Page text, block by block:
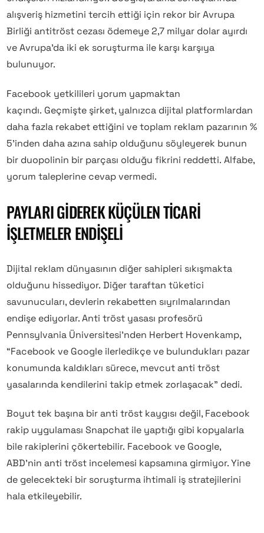
alışveriş hizmetini tercih ettiği için rekor bir Avrupa
Birliği antitröst cezası ödemeye 2,7 milyar dolar ayırdı
ve Avrupa’da iki ek soruşturma ile karşı karşıya
bulunuyor.
Facebook yetkilileri yorum yapmaktan
kaçındı. Geçmişte şirket, yalnızca dijital platformlardan
daha fazla rekabet ettiğini ve toplam reklam pazarının %
5’inden daha azına sahip olduğunu söyleyerek bunun
bir duopolinin bir parçası olduğu fikrini reddetti. Alfabe,
yorum taleplerine cevap vermedi.
PAYLARI GIDEREK KÜÇÜLEN TICARI
İŞLETMELER ENDIŞELI
Dijital reklam dünyasının diğer sahipleri sıkışmakta
olduğunu hissediyor. Diğer taraftan tüketici
savunucuları, devlerin rekabetten sıyrılmalarından
endişe ediyorlar. Anti tröst yasası profesörü
Pennsylvania Üniversitesi’nden Herbert Hovenkamp,
“Facebook ve Google ilerledikçe ve bulundukları pazar
konumunda kaldıkları sürece, mevcut anti tröst
yasalarında kendilerini takip etmek zorlaşacak” dedi.
Boyut tek başına bir anti tröst kaygısı değil, Facebook
rakip uygulaması Snapchat ile yaptığı gibi kopyalarla
bile rakiplerini çökertebilir. Facebook ve Google,
ABD’nin anti tröst incelemesi kapsamına girmiyor. Yine
de gelecekteki bir soruşturma ihtimali iş stratejilerini
hala etkileyebilir.